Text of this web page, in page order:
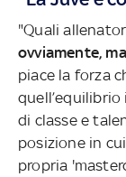
"Quali
ovviamente,
piace la forza
di classe e
posizione in
propria